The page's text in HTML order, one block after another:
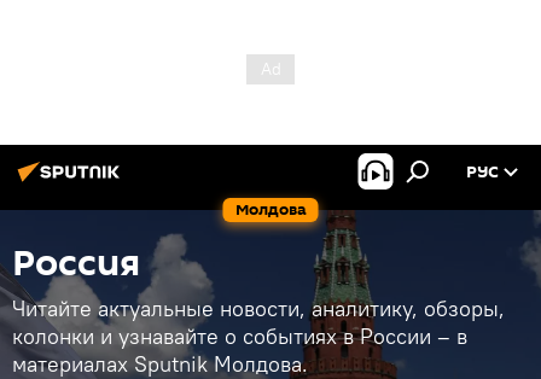
Молдова
РУС
Россия
Читайте актуальные новости, аналитику, обзоры,
колонки и узнавайте о событиях в России – в
материалах Sputnik Молдова.